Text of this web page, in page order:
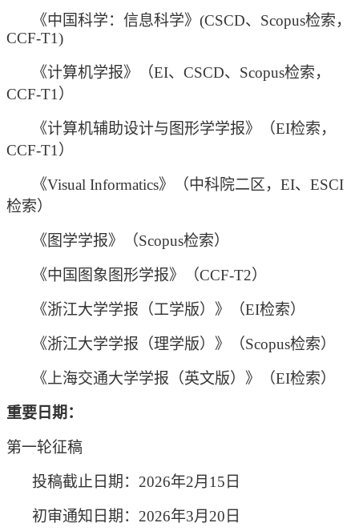
《中国科学：信息科学》 (CSCD、Scopus检索，
CCF-T1)
《计算机学报》（EI、CSCD、Scopus检索，
CCF-T1）
《计算机辅助设计与图形学学报》（EI检索，
CCF-T1）
《Visual Informatics》（中科院二区，EI、ESCI
检索）
《图学学报》（Scopus检索）
《中国图象图形学报》（CCF-T2）
《浙江大学学报（工学版）》（EI检索）
《浙江大学学报（理学版）》（Scopus检索）
《上海交通大学学报（英文版）》（EI检索）
重要日期：
第一轮征稿
投稿截止日期： 2026年2月15日
初审通知日期： 2026年3月20日